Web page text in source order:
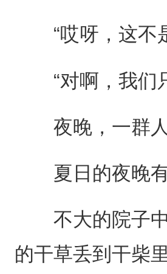
“哎呀，这不是
“对啊，我们
夜晚，一群人
夏日的夜晚有
不大的院子中
的干草丢到干柴